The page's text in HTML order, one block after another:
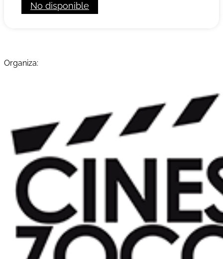
No disponible
Organiza: